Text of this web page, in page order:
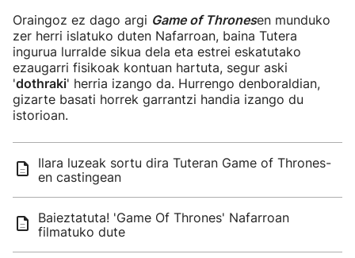
Oraingoz ez dago argi Game of Thronesen munduko
zer herri islatuko duten Nafarroan, baina Tutera
ingurua lurralde sikua dela eta estrei eskatutako
ezaugarri fisikoak kontuan hartuta, segur aski
'dothraki' herria izango da. Hurrengo denboraldian,
gizarte basati horrek garrantzi handia izango du
istorioan.
Ilara luzeak sortu dira Tuteran Game of Thrones-
en castingean
Baieztatuta! 'Game Of Thrones' Nafarroan
filmatuko dute